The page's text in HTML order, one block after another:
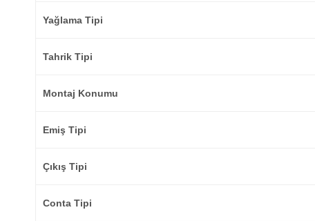
Yağlama Tipi
Tahrik Tipi
Montaj Konumu
Emiş Tipi
Çıkış Tipi
Conta Tipi